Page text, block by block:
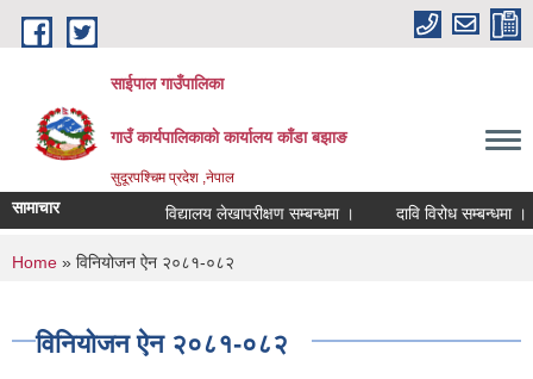
Skip to main content
साईपाल गाउँपालिका
गाउँ कार्यपालिकाकाे कार्यालय काँडा बझाङ
सुदूरपश्चिम प्रदेश ,नेपाल
सामाचार विद्यालय लेखापरीक्षण सम्बन्धमा । दावि विरोध सम्बन्धमा ।
You are here
Home » विनियोजन ऐन २०८१-०८२
विनियोजन ऐन २०८१-०८२